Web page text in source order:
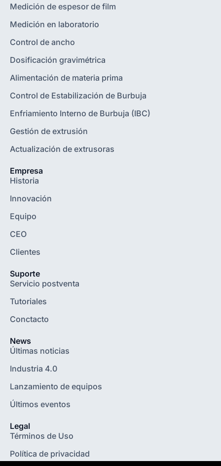
Medición de espesor de film
Medición en laboratorio
Control de ancho
Dosificación gravimétrica
Alimentación de materia prima
Control de Estabilización de Burbuja
Enfriamiento Interno de Burbuja (IBC)
Gestión de extrusión
Actualización de extrusoras
Empresa
Historia
Innovación
Equipo
CEO
Clientes
Suporte
Servicio postventa
Tutoriales
Conctacto
News
Últimas noticias
Industria 4.0
Lanzamiento de equipos
Últimos eventos
Legal
Términos de Uso
Política de privacidad